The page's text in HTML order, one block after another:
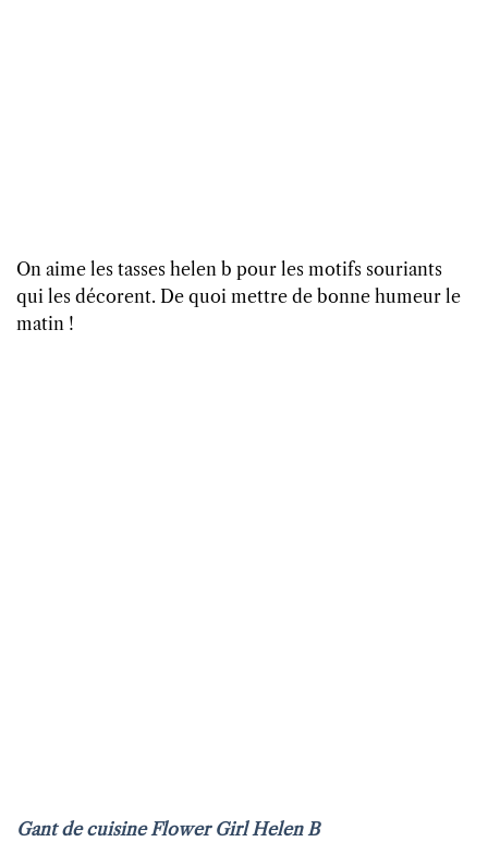
On aime les tasses helen b pour les motifs souriants
qui les décorent. De quoi mettre de bonne humeur le
matin !
Gant de cuisine Flower Girl Helen B